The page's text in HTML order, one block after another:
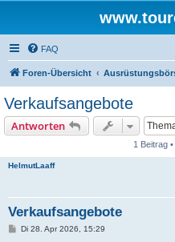
FAQ
Foren-Übersicht
Verkaufsangebote
Antworten
1 Beitrag
HelmutLaaff
Verkaufsangebote
BDi 28. Apr 2026, 15:29